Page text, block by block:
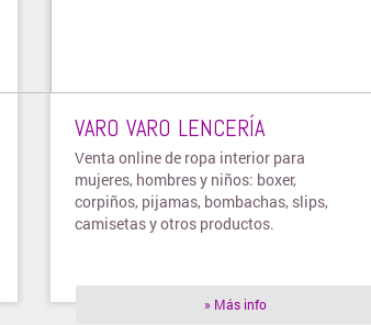
VARO VARO LENCERÍA
Venta online de ropa interior para
mujeres, hombres y niños: boxer,
corpiños, pijamas, bombachas, slips,
camisetas y otros productos.
» Más info